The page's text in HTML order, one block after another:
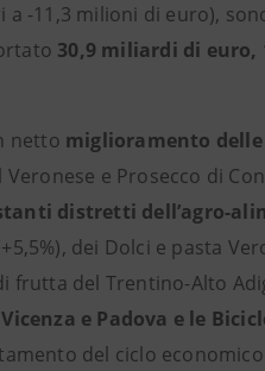
a -11,3 milioni di euro),
30,9 miliardi di
netto miglioramento
Veronese e Prosecco di
distretti dell’agro-
dei Dolci e pasta
frutta del Trentino-Alto
e Padova e le
del ciclo